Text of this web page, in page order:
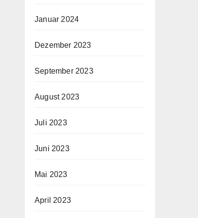
Januar 2024
Dezember 2023
September 2023
August 2023
Juli 2023
Juni 2023
Mai 2023
April 2023